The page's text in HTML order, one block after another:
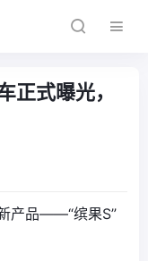
正式曝光，
产品——“缤果S”